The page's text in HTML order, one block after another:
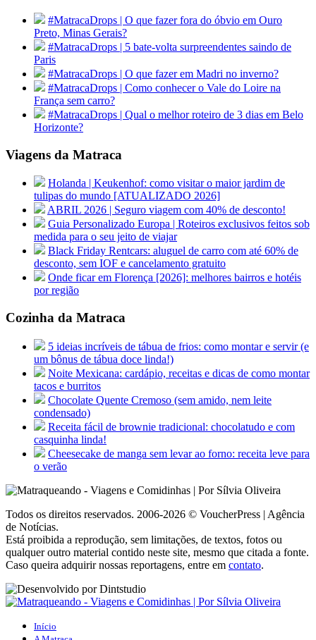
#MatracaDrops | O que fazer fora do óbvio em Ouro
Preto, Minas Gerais?
#MatracaDrops | 5 bate-volta surpreendentes saindo de
Paris
#MatracaDrops | O que fazer em Madri no inverno?
#MatracaDrops | Como conhecer o Vale do Loire na
França sem carro?
#MatracaDrops | Qual o melhor roteiro de 3 dias em Belo
Horizonte?
Viagens da Matraca
Holanda | Keukenhof: como visitar o maior jardim de
tulipas do mundo [ATUALIZADO 2026]
ABRIL 2026 | Seguro viagem com 40% de desconto!
Guia Personalizado Europa | Roteiros exclusivos feitos sob
medida para o seu jeito de viajar
Black Friday Rentcars: aluguel de carro com até 60% de
desconto, sem IOF e cancelamento gratuito
Onde ficar em Florença [2026]: melhores bairros e hotéis
por região
Cozinha da Matraca
5 ideias incríveis de tábua de frios: como montar e servir (e
um bônus de tábua doce linda!)
Noite Mexicana: cardápio, receitas e dicas de como montar
tacos e burritos
Chocolate Quente Cremoso (sem amido, nem leite
condensado)
Receita fácil de brownie tradicional: chocolatudo e com
casquinha linda!
Cheesecake de manga sem levar ao forno: receita leve para
o verão
Todos os direitos reservados. 2006-2026 © VoucherPress | Agência
de Notícias.
Está proibida a reprodução, sem limitações, de textos, fotos ou
qualquer outro material contido neste site, mesmo que citada a fonte.
Caso queira adquirir nossas reportagens, entre em contato.
Início